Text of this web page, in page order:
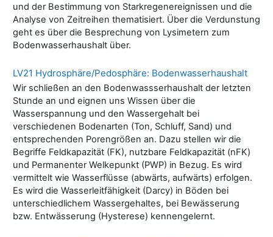
und der Bestimmung von Starkregenereignissen und die
Analyse von Zeitreihen thematisiert. Über die Verdunstung
geht es über die Besprechung von Lysimetern zum
Bodenwasserhaushalt über.
LV21 Hydrosphäre/Pedosphäre: Bodenwasserhaushalt
Wir schließen an den Bodenwassserhaushalt der letzten
Stunde an und eignen uns Wissen über die
Wasserspannung und den Wassergehalt bei
verschiedenen Bodenarten (Ton, Schluff, Sand) und
entsprechenden Porengrößen an. Dazu stellen wir die
Begriffe Feldkapazität (FK), nutzbare Feldkapazität (nFK)
und Permanenter Welkepunkt (PWP) in Bezug. Es wird
vermittelt wie Wasserflüsse (abwärts, aufwärts) erfolgen.
Es wird die Wasserleitfähigkeit (Darcy) in Böden bei
unterschiedlichem Wassergehaltes, bei Bewässerung
bzw. Entwässerung (Hysterese) kennengelernt.